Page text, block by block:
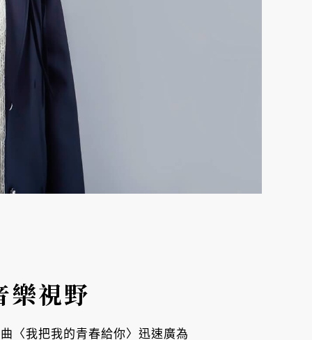
視野
〈我把我的青春給你〉迅速廣為